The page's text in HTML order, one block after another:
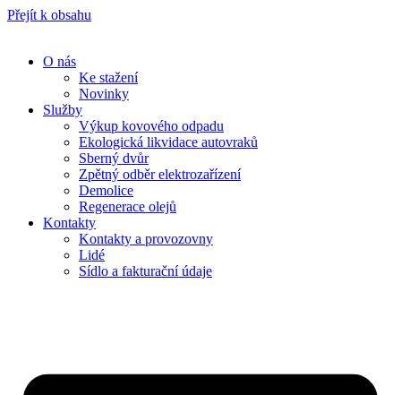
Přejít k obsahu
O nás
Ke stažení
Novinky
Služby
Výkup kovového odpadu
Ekologická likvidace autovraků
Sberný dvůr
Zpětný odběr elektrozařízení
Demolice
Regenerace olejů
Kontakty
Kontakty a provozovny
Lidé
Sídlo a fakturační údaje